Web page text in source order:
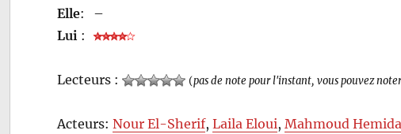
Elle:
–
Lui :
Lecteurs : (pas de note pour l'instant, vous pouvez
Acteurs:Nour El-Sherif,Laila Eloui,Mahmoud Hemida